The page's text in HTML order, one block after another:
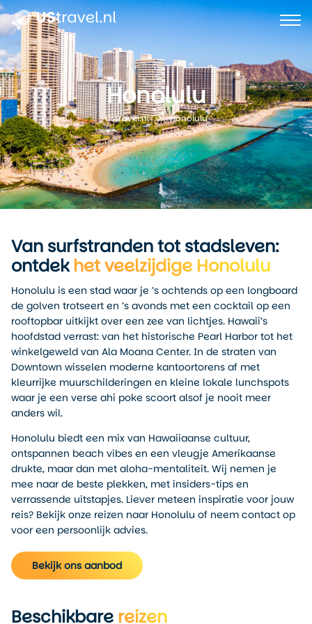
Honolulu
ustravel.nl Honolulu
Van surfstranden tot stadsleven:
ontdekhet veelzijdige Honolulu
Honolulu is een stad waar je ’s ochtends op een longboard
de golven trotseert en ’s avonds met een cocktail op een
rooftopbar uitkijkt over een zee van lichtjes. Hawaii’s
hoofdstad verrast: van het historische Pearl Harbor tot het
winkelgeweld van Ala Moana Center. In de straten van
Downtown wisselen moderne kantoortorens af met
kleurrijke muurschilderingen en kleine lokale lunchspots
waar je een verse ahi poke scoort alsof je nooit meer
anders wil.
Honolulu biedt een mix van Hawaiiaanse cultuur,
ontspannen beach vibes en een vleugje Amerikaanse
drukte, maar dan met aloha-mentaliteit. Wij nemen je
mee naar de beste plekken, met insiders-tips en
verrassende uitstapjes. Liever meteen inspiratie voor jouw
reis? Bekijk onze reizen naar Honolulu of neem contact op
voor een persoonlijk advies.
Bekijk ons aanbod
Beschikbarereizen